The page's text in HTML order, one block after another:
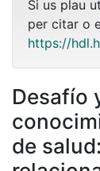
Si us plau
per citar o
https://
Desafío
de